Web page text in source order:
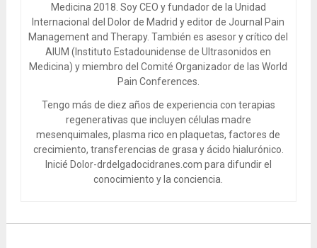
Medicina 2018. Soy CEO y fundador de la Unidad
Internacional del Dolor de Madrid y editor de Journal Pain
Management and Therapy. También es asesor y crítico del
AIUM (Instituto Estadounidense de Ultrasonidos en
Medicina) y miembro del Comité Organizador de las World
Pain Conferences.
Tengo más de diez años de experiencia con terapias
regenerativas que incluyen células madre
mesenquimales, plasma rico en plaquetas, factores de
crecimiento, transferencias de grasa y ácido hialurónico.
Inicié Dolor-drdelgadocidranes.com para difundir el
conocimiento y la conciencia.